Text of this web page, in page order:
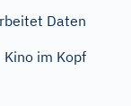
Daten
Kino im Kopf